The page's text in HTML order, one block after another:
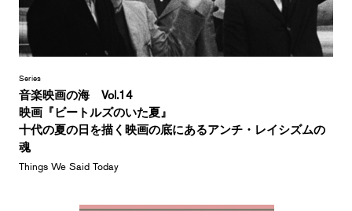
Series
音楽映画の海 Vol.14
映画『ビートルズのいた夏』
十代の夏の日を描く映画の底にあるアンチ・レイシズムの
魂
Things We Said Today